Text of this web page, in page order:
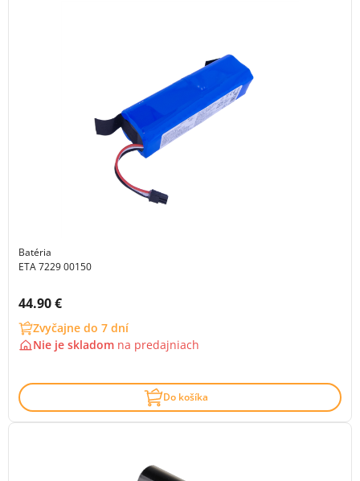
Batéria
ETA 7229 00150
Cena s DPH:
44.90 €
Zvyčajne do 7 dní
Nie je skladom na predajniach
Do košíka